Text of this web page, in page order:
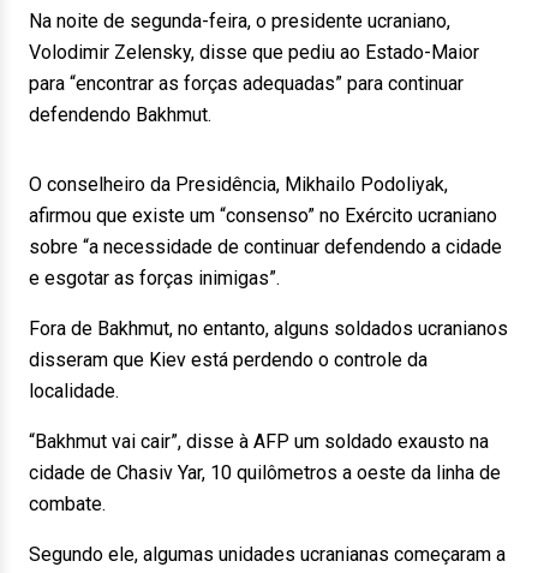
Na noite de segunda-feira, o presidente ucraniano,
Volodimir Zelensky, disse que pediu ao Estado-Maior
para “encontrar as forças adequadas” para continuar
defendendo Bakhmut.
O conselheiro da Presidência, Mikhailo Podoliyak,
afirmou que existe um “consenso” no Exército ucraniano
sobre “a necessidade de continuar defendendo a cidade
e esgotar as forças inimigas”.
Fora de Bakhmut, no entanto, alguns soldados ucranianos
disseram que Kiev está perdendo o controle da
localidade.
“Bakhmut vai cair”, disse à AFP um soldado exausto na
cidade de Chasiv Yar, 10 quilômetros a oeste da linha de
combate.
Segundo ele, algumas unidades ucranianas começaram a